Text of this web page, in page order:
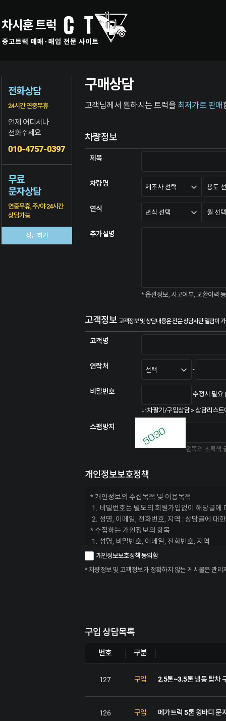
전화상담
24시간 연중무휴
언제 어디서나
전화주세요
010-4757-0397
무료
문자상담
연중무휴, 주/야 24시간
상담가능
상담하기
구매상담
고객님께서 원하시는 트럭을 최저가로 판매
차량정보
제목
차량명
연식
추가설명
* 옵션정보, 사고여부, 교환이력
고객정보 고객정보 및 상담내용은 전문 상담사만 열람이
고객명
연락처 -
비밀번호 수정시 필요
내차팔기/구입상담 > 상담리스
스팸방지
왼쪽의 초록색
개인정보보호정책
개인정보보호정책 동의함
* 차량정보 및 고객정보가 정확하지 않는 게시물은 관리
구입 상담목록
번호 구분
127 구입 2.5톤~3.5톤 냉동 탑차
126 구입 메가트럭 5톤 윙바디 문